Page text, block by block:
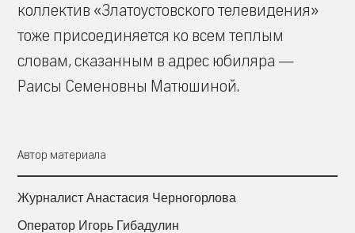
коллектив «Златоустовского телевидения»
тоже присоединяется ко всем теплым
словам, сказанным в адрес юбиляра —
Раисы Семеновны Матюшиной.
Автор материала
Журналист Анастасия Черногорлова
Оператор Игорь Гибадулин